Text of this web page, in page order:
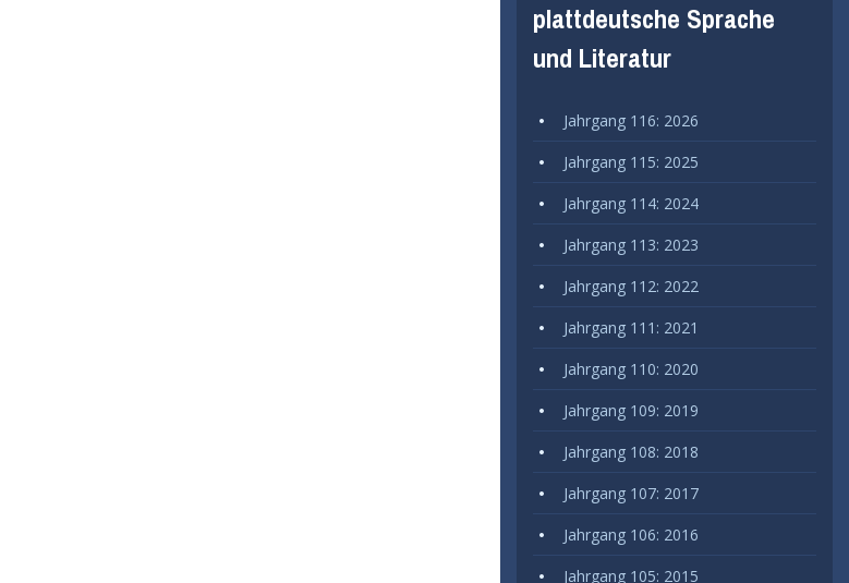
plattdeutsche Sprache
und Literatur
Jahrgang 116: 2026
Jahrgang 115: 2025
Jahrgang 114: 2024
Jahrgang 113: 2023
Jahrgang 112: 2022
Jahrgang 111: 2021
Jahrgang 110: 2020
Jahrgang 109: 2019
Jahrgang 108: 2018
Jahrgang 107: 2017
Jahrgang 106: 2016
Jahrgang 105: 2015